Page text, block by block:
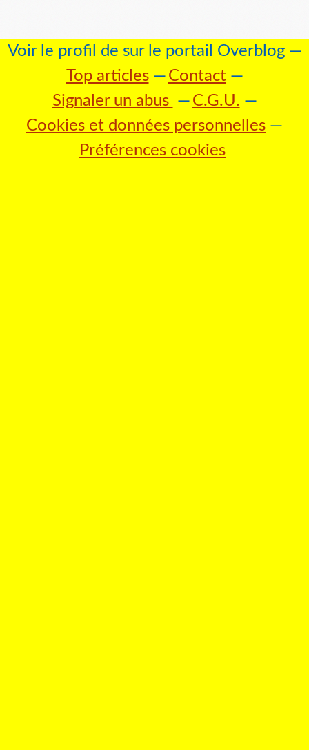
Voir le profil de sur le portail Overblog
Top articles
Contact
Signaler un abus
C.G.U.
Cookies et données personnelles
Préférences cookies